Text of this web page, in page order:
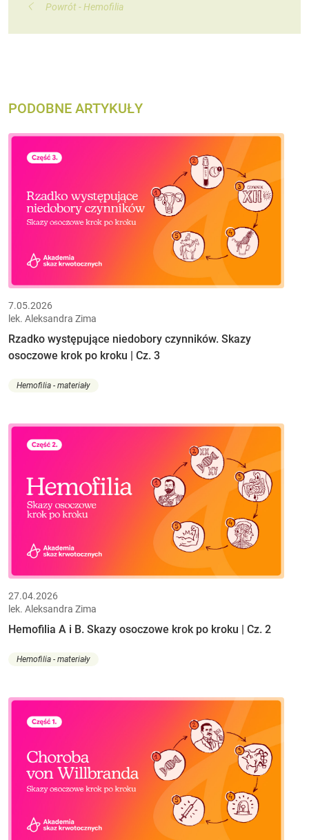
Powrót - Hemofilia
PODOBNE ARTYKUŁY
7.05.2026
lek. Aleksandra Zima
Rzadko występujące niedobory czynników. Skazy
osoczowe krok po kroku | Cz. 3
Hemofilia - materiały
27.04.2026
lek. Aleksandra Zima
Hemofilia A i B. Skazy osoczowe krok po kroku | Cz. 2
Hemofilia - materiały